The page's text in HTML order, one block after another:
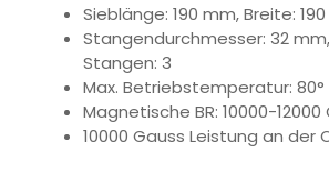
Sieblänge: 190 mm, Breite:
Stangendurchmesser: 32
Stangen: 3
Max. Betriebstemperatur: 80°
Magnetische BR: 10000-12000
10000 Gauss Leistung an der